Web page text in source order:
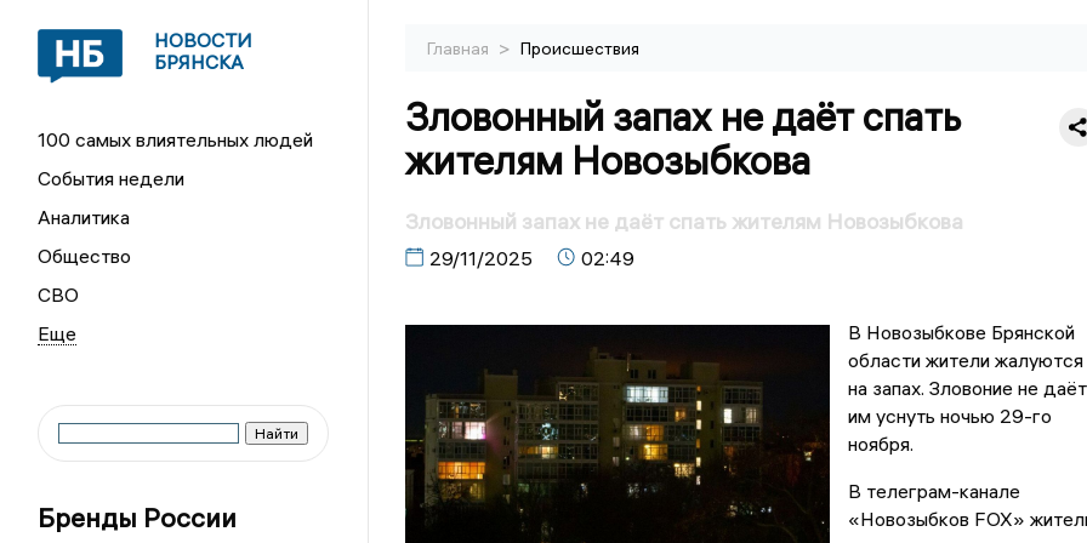
НОВОСТИ
БРЯНСКА
100 самых влиятельных людей
События недели
Аналитика
Общество
СВО
Бренды России
Главная > Происшествия
Зловонный запах не даёт спать
жителям Новозыбкова
Зловонный запах не даёт спать жителям Новозыбкова
29/11/2025 02:49
В Новозыбкове Брянской
области жители жалуются
на запах. Зловоние не даёт
им уснуть ночью 29-го
ноября.
В телеграм-канале
«Новозыбков FOX»